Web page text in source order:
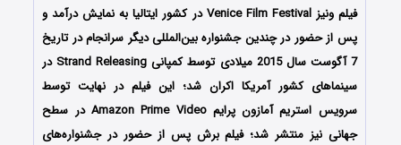
فیلم ونیز Venice Film Festival در کشور ایتالیا به نمایش درآمد و
پس از حضور در چندین جشنواره بین‌المللی دیگر سرانجام در تاریخ
7 آگوست سال 2015 میلادی توسط کمپانی Strand Releasing در
سینماهای کشور آمریکا اکران شد؛ این فیلم در نهایت توسط
سرویس استریم آمازون پرایم Amazon Prime Video در سطح
جهانی نیز منتشر شد؛ فیلم برش پس از حضور در جشنواره‌‌‌های